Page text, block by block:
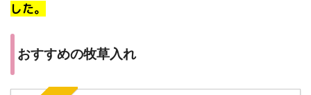
した。
おすすめの牧草入れ